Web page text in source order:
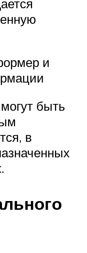
и
быть
в